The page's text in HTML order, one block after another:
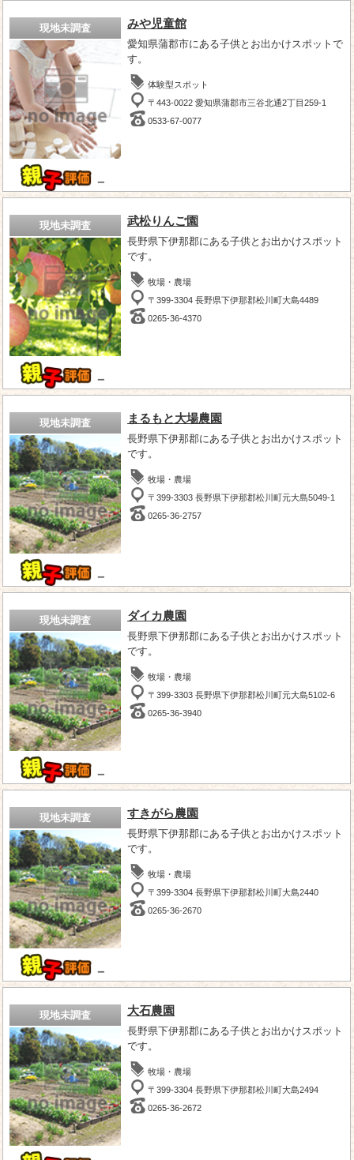
現地未調査
－
みや児童館
愛知県蒲郡市にある子供とお出かけスポットで
す。
体験型スポット
〒443-0022 愛知県蒲郡市三谷北通2丁目259-1
0533-67-0077
現地未調査
－
武松りんご園
長野県下伊那郡にある子供とお出かけスポット
です。
牧場・農場
〒399-3304 長野県下伊那郡松川町大島4489
0265-36-4370
現地未調査
－
まるもと大場農園
長野県下伊那郡にある子供とお出かけスポット
です。
牧場・農場
〒399-3303 長野県下伊那郡松川町元大島5049-1
0265-36-2757
現地未調査
－
ダイカ農園
長野県下伊那郡にある子供とお出かけスポット
です。
牧場・農場
〒399-3303 長野県下伊那郡松川町元大島5102-6
0265-36-3940
現地未調査
－
すきがら農園
長野県下伊那郡にある子供とお出かけスポット
です。
牧場・農場
〒399-3304 長野県下伊那郡松川町大島2440
0265-36-2670
現地未調査 大石農園
長野県下伊那郡にある子供とお出かけスポット
です。
牧場・農場
〒399-3304 長野県下伊那郡松川町大島2494
0265-36-2672